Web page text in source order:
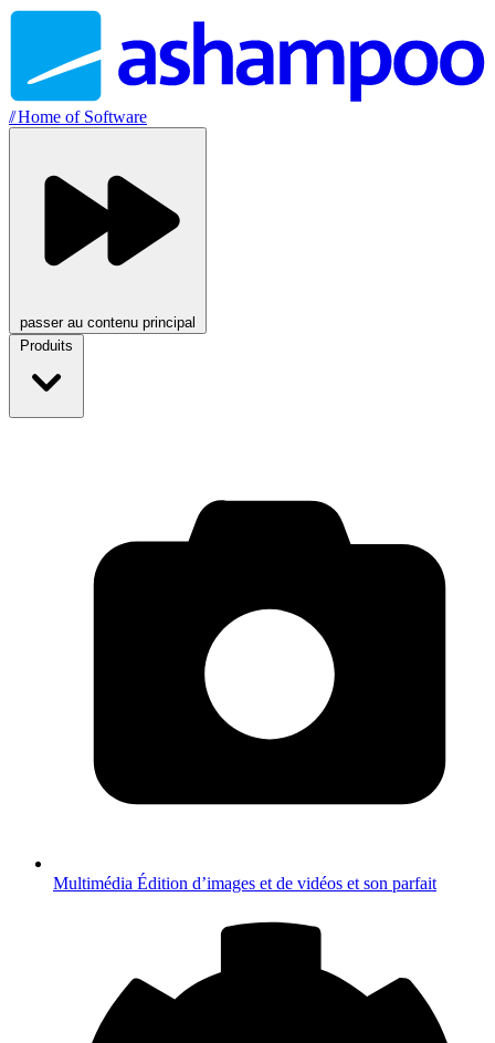
//Home of Software
passer au contenu principal
Produits
Multimédia Édition d’images et de vidéos et son parfait